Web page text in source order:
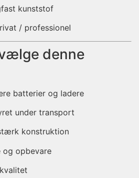
kunststof
/ professionel
denne
batterier og ladere
under transport
konstruktion
og opbevare